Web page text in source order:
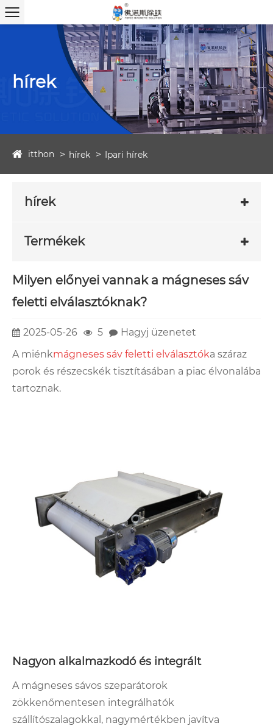
hírek
itthon hírek Ipari hírek
hírek
Termékek
Milyen előnyei vannak a mágneses sáv
feletti elválasztóknak?
2025-05-26 5
Hagyj üzenetet
A miénkmágneses sáv feletti elválasztóka száraz
porok és részecskék tisztításában a piac élvonalába
tartoznak.
Nagyon alkalmazkodó és integrált
A mágneses sávos szeparátorok
zökkenőmentesen integrálhatók
szállítószalagokkal, nagymértékben javítva